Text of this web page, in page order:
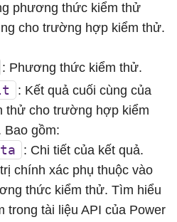
phương thức kiểm thử
cho trường hợp kiểm thử.
: Phương thức kiểm thử.
: Kết quả cuối cùng của
thử cho trường hợp kiểm
Bao gồm:
: Chi tiết của kết quả.
chính xác phụ thuộc vào
thức kiểm thử. Tìm hiểu
trong tài liệu API của Power